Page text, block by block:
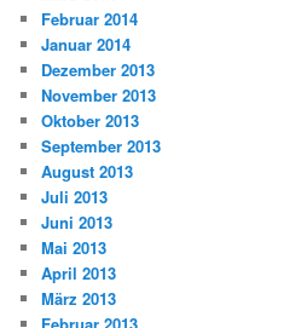
Februar 2014
Januar 2014
Dezember 2013
November 2013
Oktober 2013
September 2013
August 2013
Juli 2013
Juni 2013
Mai 2013
April 2013
März 2013